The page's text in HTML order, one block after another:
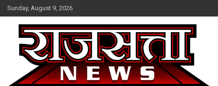
Skip
to
content
Sunday, August 9, 2026